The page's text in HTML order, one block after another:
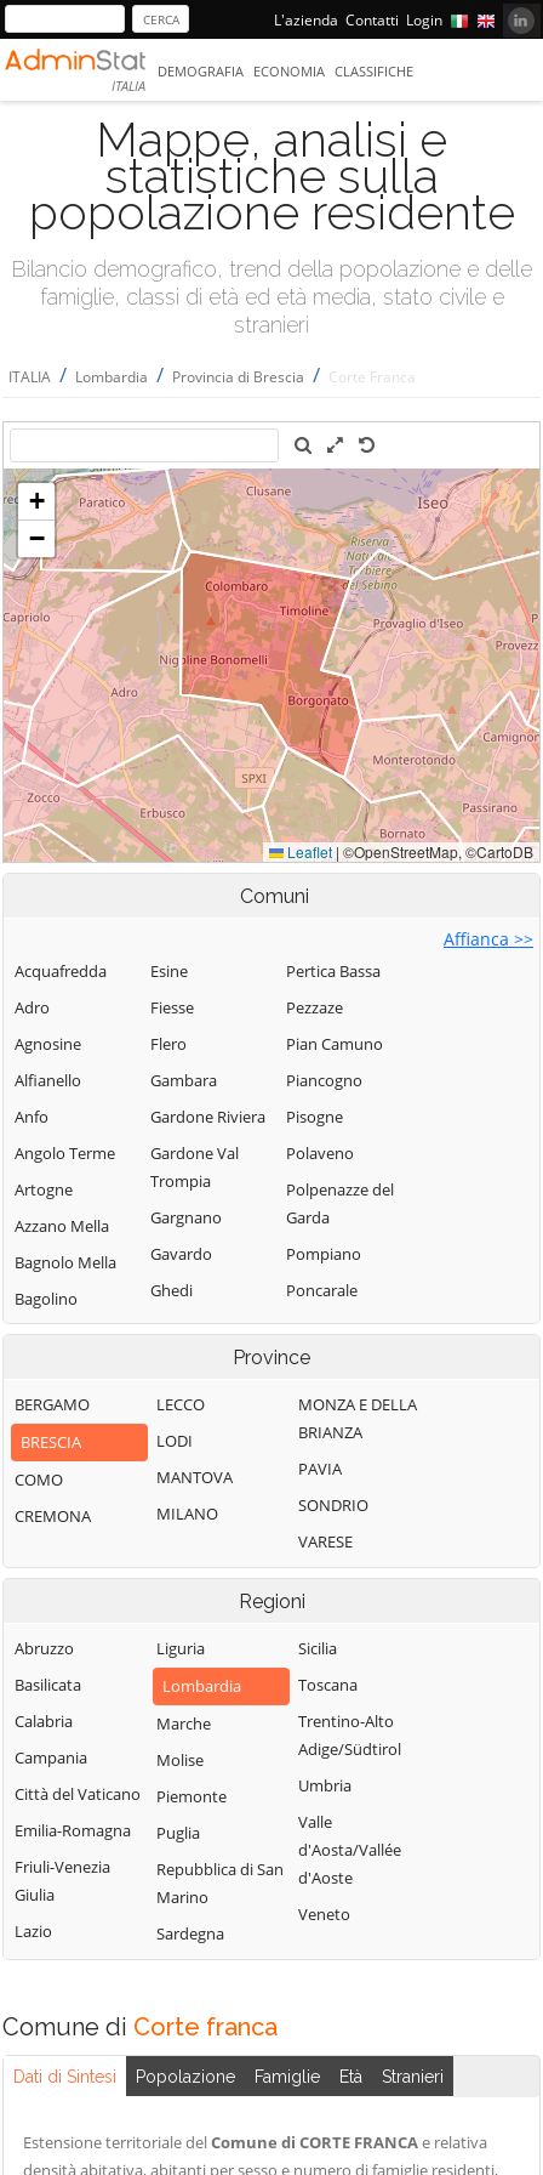
L'azienda Contatti Login
ITALIA
DEMOGRAFIA ECONOMIA CLASSIFICHE
Mappe, analisi e
statistiche sulla
popolazione residente
Bilancio demografico, trend della popolazione e delle
famiglie, classi di età ed età media, stato civile e
stranieri
ITALIA / Lombardia / Provincia di Brescia / Corte Franca
Comuni
Affianca >>
Acquafredda
Adro
Agnosine
Alfianello
Anfo
Angolo Terme
Artogne
Azzano Mella
Bagnolo Mella
Bagolino
Barbariga
Bassano
Bresciano
Bedizzole
Berlingo
Berzo Inferiore
Bione
Borgo San
Giacomo
Borgosatollo
Borno
Botticino
Bovegno
Bovezzo
Brandico
Brione
Calcinato
Esine
Fiesse
Flero
Gambara
Gardone Riviera
Gardone Val
Trompia
Gargnano
Gavardo
Ghedi
Gianico
Gussago
Idro
Incudine
Irma
Isorella
Leno
Limone sul Garda
Lodrino
Lograto
Lonato del Garda
Longhena
Losine
Lozio
Lumezzane
Magasa
Mairano
Malegno
Manerba del
Pertica Bassa
Pezzaze
Pian Camuno
Piancogno
Pisogne
Polaveno
Polpenazze del
Garda
Pompiano
Poncarale
Ponte di Legno
Pontevico
Pontoglio
Pozzolengo
Pralboino
Preseglie
Prevalle
Provaglio d'Iseo
Sabbia
Puegnago del
Garda
Quinzano d'Oglio
Remedello
Rezzato
Roccafranca
Roncadelle
Sabbio Chiese
Salò
Province
BERGAMO
BRESCIA
COMO
CREMONA
LECCO
LODI
MANTOVA
MILANO
MONZA E DELLA
BRIANZA
PAVIA
SONDRIO
VARESE
Regioni
Abruzzo
Basilicata
Calabria
Campania
Città del Vaticano
Emilia-Romagna
Friuli-Venezia
Giulia
Lazio
Liguria
Lombardia
Marche
Molise
Piemonte
Puglia
Repubblica di San
Marino
Sardegna
Sicilia
Toscana
Trentino-Alto
Adige/Südtirol
Umbria
Valle
d'Aosta/Vallée
d'Aoste
Veneto
Comune di Corte franca
Dati di Sintesi Popolazione Famiglie Età Stranieri
Estensione territoriale delComune di CORTE FRANCAe relativa
densità abitativa, abitanti per sesso e numero di famiglie residenti,